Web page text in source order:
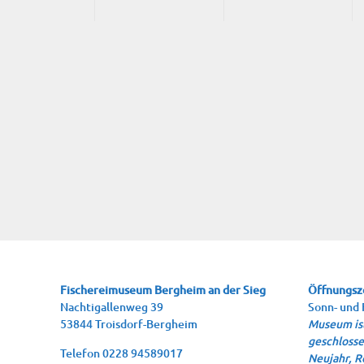
Fische­rei­mu­se­um Berg­heim an der Sieg
Nach­ti­gal­len­weg 39
53844 Troisdorf-Bergheim
Tele­fon 0228 94589017
Sonn- und
Museum
Neujahr,